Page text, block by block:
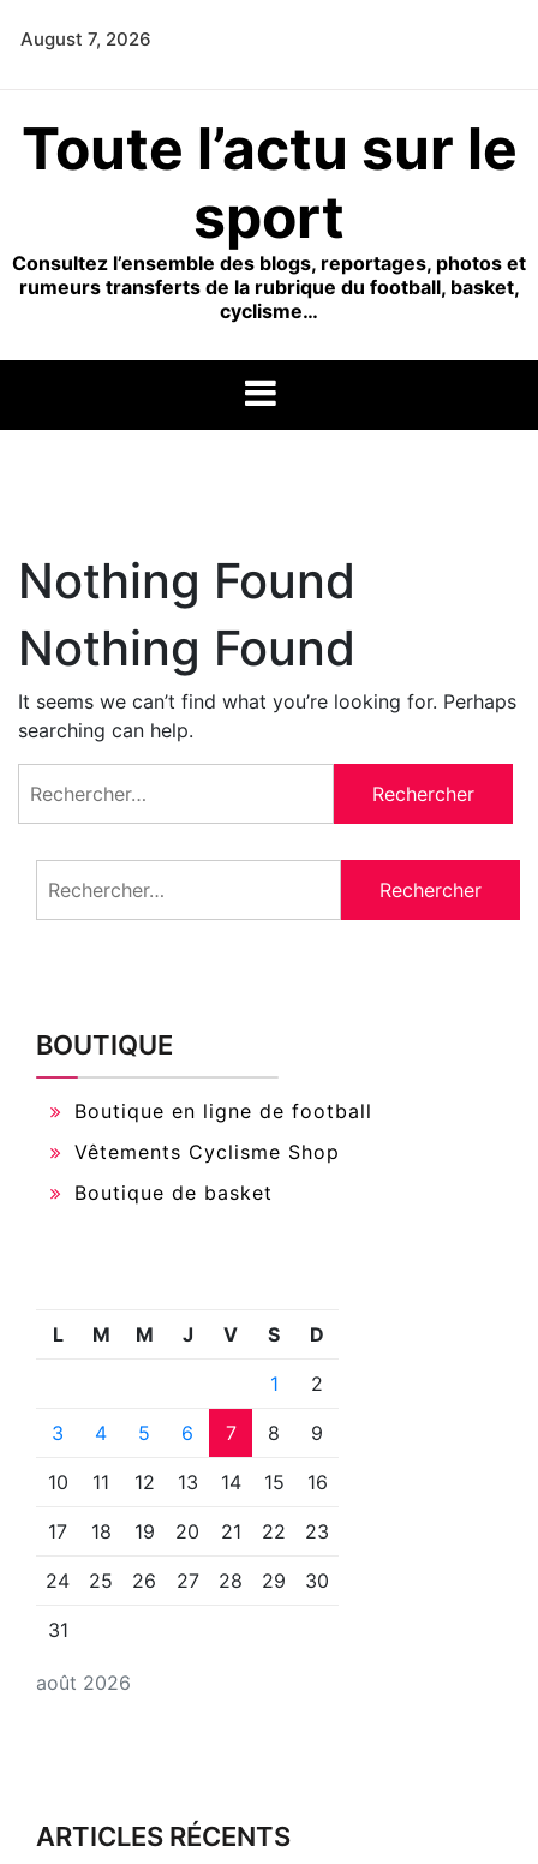
August 7, 2026
Toute l’actu sur le
sport
Consultez l’ensemble des blogs, reportages, photos et
rumeurs transferts de la rubrique du football, basket,
cyclisme…
Nothing Found
Nothing Found
It seems we can’t find what you’re looking for. Perhaps
searching can help.
BOUTIQUE
Boutique en ligne de football
Vêtements Cyclisme Shop
Boutique de basket
août 2026
L M M J V S D
1 2
3 4 5 6 7 8 9
10 11 12 13 14 15 16
17 18 19 20 21 22 23
24 25 26 27 28 29 30
31
ARTICLES RÉCENTS